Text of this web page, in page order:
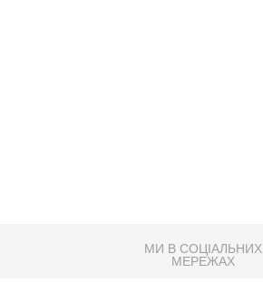
МИ В СОЦІАЛЬНИХ
МЕРЕЖАХ